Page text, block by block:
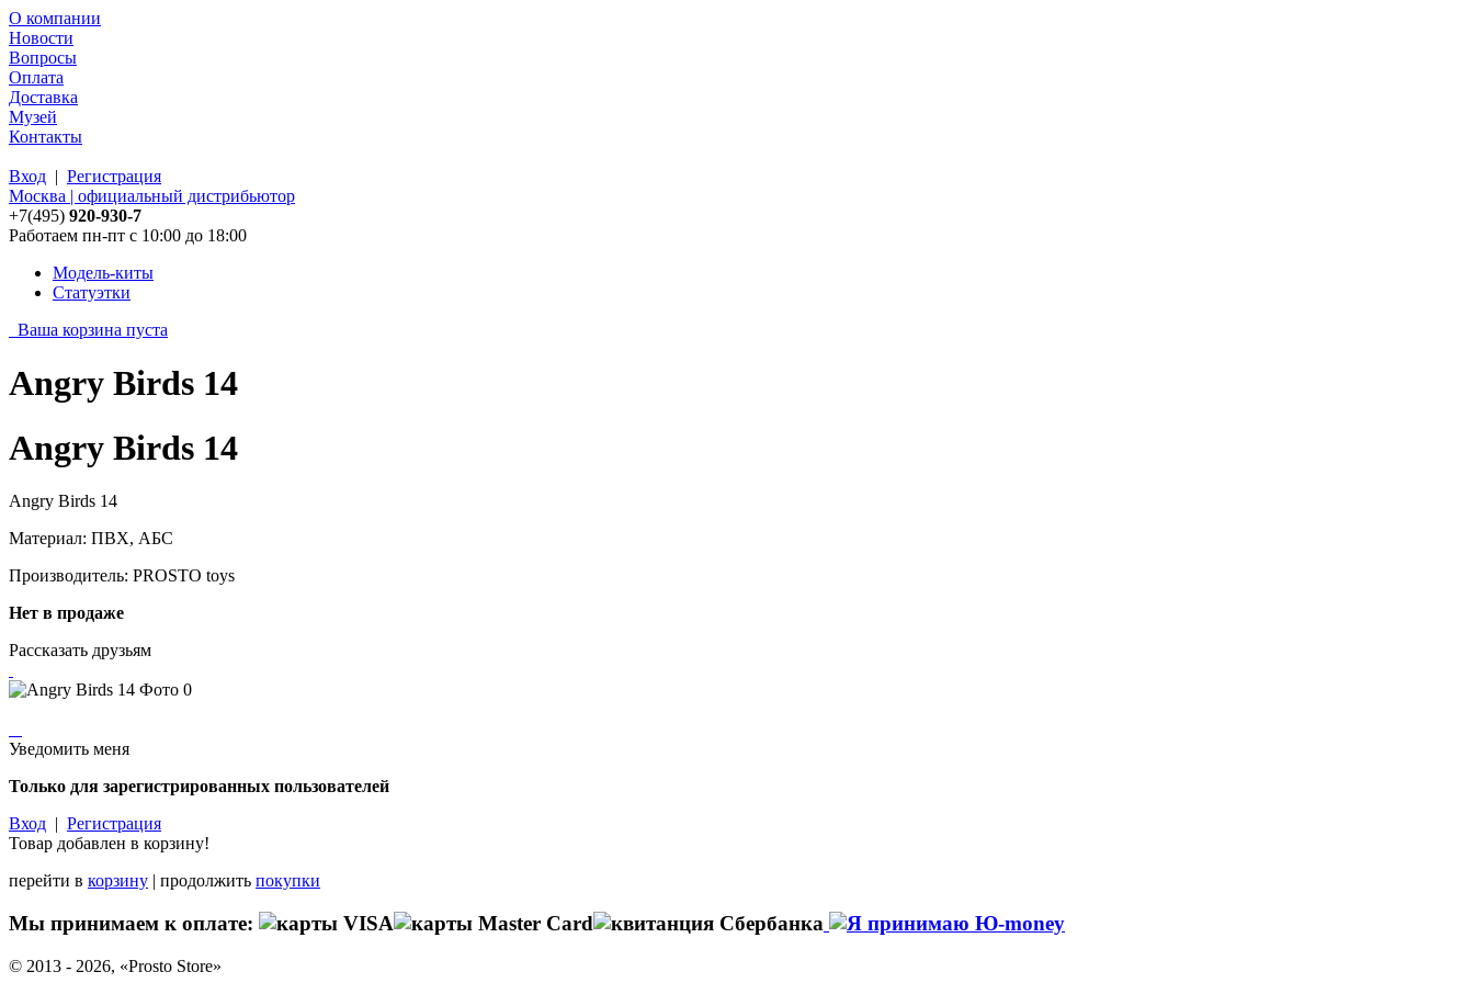
О компании
Новости
Вопросы
Оплата
Доставка
Музей
Контакты
Вход | Регистрация
Москва | официальный дистрибьютор
+7(495) 920-930-7
Работаем пн-пт с 10:00 до 18:00
Модель-киты
Статуэтки
Ваша корзина пуста
Angry Birds 14
Angry Birds 14
Angry Birds 14
Материал: ПВХ, АБС
Производитель: PROSTO toys
Нет в продаже
Рассказать друзьям
Уведомить меня
Только для зарегистрированных пользователей
Вход | Регистрация
Товар добавлен в корзину!
перейти в корзину | продолжить покупки
Мы принимаем к оплате:
© 2013 - 2026, «Prosto Store»